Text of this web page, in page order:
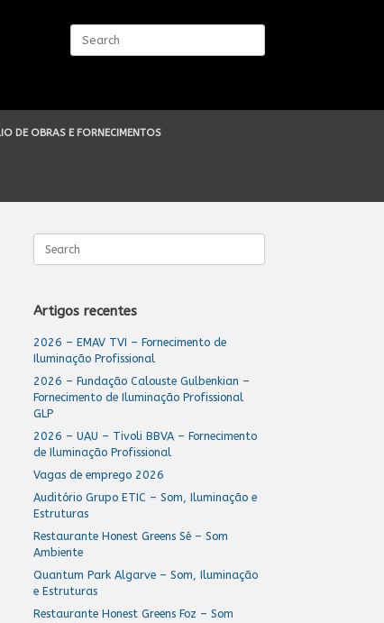
DE OBRAS E FORNECIMENTOS
for:
Artigos recentes
2026 – EMAV TVI – Fornecimento de
Iluminação Profissional
2026 – Fundação Calouste Gulbenkian –
Fornecimento de Iluminação Profissional
GLP
2026 – UAU – Tivoli BBVA – Fornecimento
de Iluminação Profissional
Vagas de emprego 2026
Auditório Grupo ETIC – Som, Iluminação e
Estruturas
Restaurante Honest Greens Sé – Som
Ambiente
Quantum Park Algarve – Som, Iluminação
e Estruturas
Restaurante Honest Greens Foz – Som